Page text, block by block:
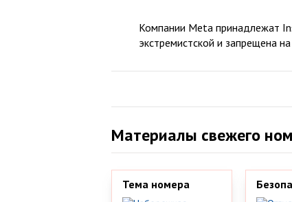
Компании Meta принадлежат
экстремистской и запрещена
Материалы свежего
Тема номера